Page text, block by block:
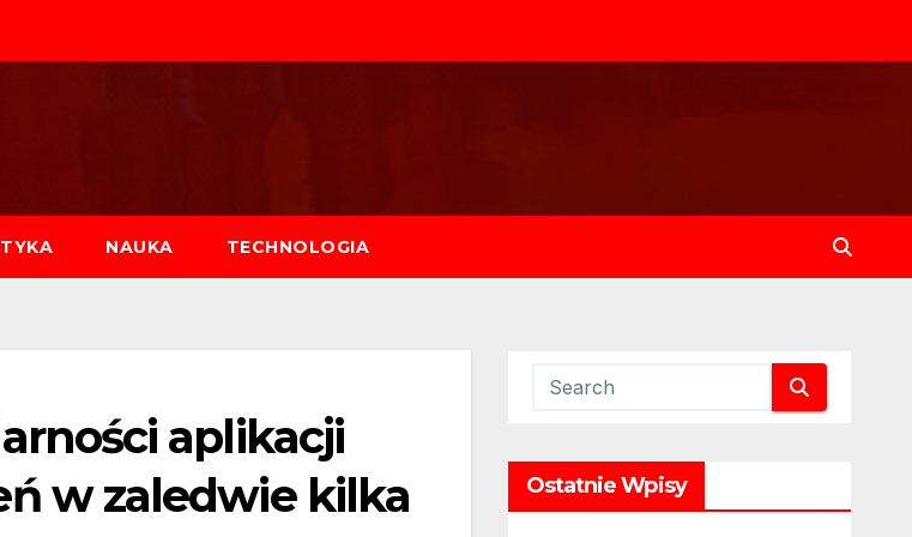
NAUKA TECHNOLOGIA
aplikacji
w zaledwie kilka
Ostatnie Wpisy